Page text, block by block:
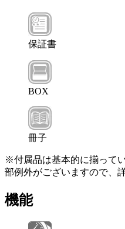
保証書
BOX
冊子
※付属品は基本的に揃って
部例外がございますので、
機能